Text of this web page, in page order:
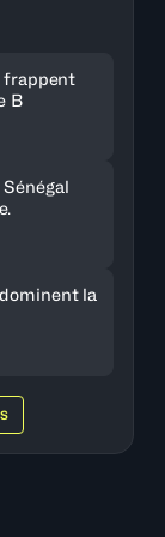
frappent
B
la